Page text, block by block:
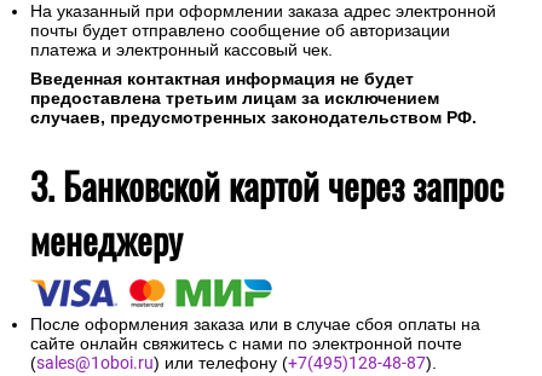
На указанный при оформлении заказа адрес электронной
почты будет отправлено сообщение об авторизации
платежа и электронный кассовый чек.
Введенная контактная информация не будет
предоставлена третьим лицам за исключением
случаев, предусмотренных законодательством РФ.
3. Банковской картой через запрос
менеджеру
После оформления заказа или в случае сбоя оплаты на
сайте онлайн свяжитесь с нами по электронной почте
(sales@1oboi.ru) или телефону (+7(495)128-48-87).